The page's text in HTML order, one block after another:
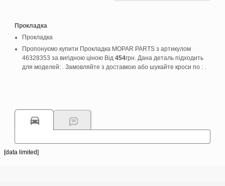
Прокладка
Прокладка
Пропонуємо купити Прокладка MOPAR PARTS з артикулом
46328353 за вигідною ціною Від 454грн. Дана деталь підходить
для моделей: . Замовляйте з доставкою або шукайте кроси по : .
[data limited]